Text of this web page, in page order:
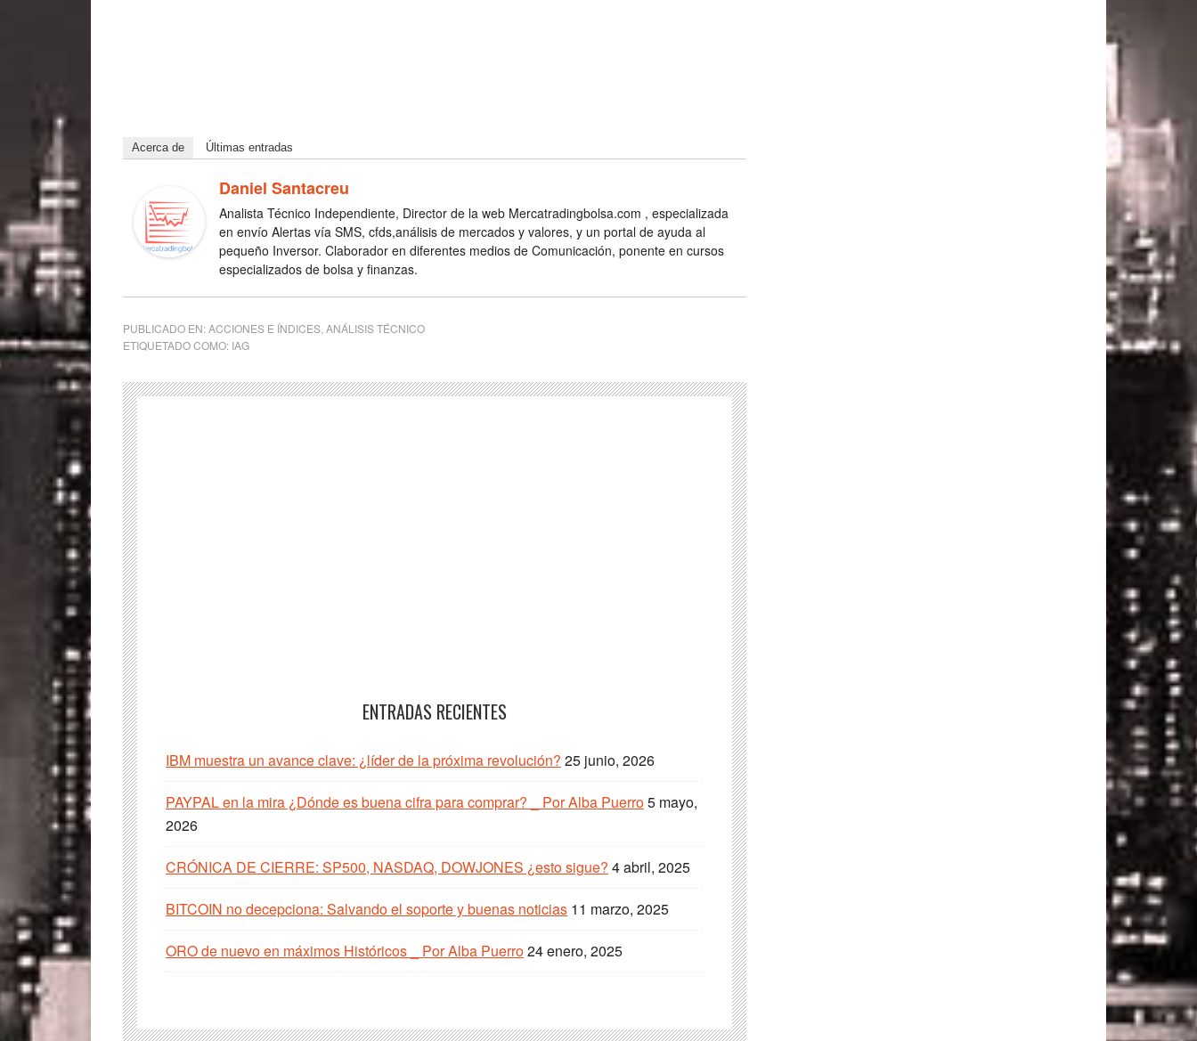
Acerca de Últimas entradas
Daniel Santacreu
Analista Técnico Independiente, Director de la web Mercatradingbolsa.com , especializada
en envío Alertas vía SMS, cfds,análisis de mercados y valores, y un portal de ayuda al
pequeño Inversor. Claborador en diferentes medios de Comunicación, ponente en cursos
especializados de bolsa y finanzas.
PUBLICADO EN:ACCIONES E ÍNDICES ANÁLISIS TÉCNICO
ETIQUETADO COMO: IAG
ENTRADAS RECIENTES
IBM muestra un avance clave: ¿líder de la próxima revolución? 25 junio, 2026
PAYPAL en la mira ¿Dónde es buena cifra para comprar? _ Por Alba Puerro5 mayo,
2026
CRÓNICA DE CIERRE: SP500, NASDAQ, DOWJONES ¿esto sigue? 4 abril, 2025
BITCOIN no decepciona: Salvando el soporte y buenas noticias 11 marzo, 2025
ORO de nuevo en máximos Históricos _ Por Alba Puerro24 enero, 2025